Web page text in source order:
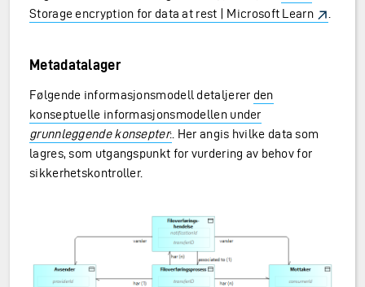
Storage encryption for data at rest | Microsoft Learn
Metadatalager
Følgende informasjonsmodell detaljerer den
konseptuelle informasjonsmodellen under
grunnleggende konsepter: . Her angis hvilke data som
lagres, som utgangspunkt for vurdering av behov for
sikkerhetskontroller.